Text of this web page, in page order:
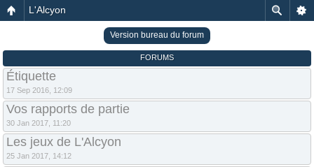
L'Alcyon
Version bureau du forum
FORUMS
Étiquette
17 Sep 2016, 12:09
Vos rapports de partie
30 Jan 2017, 11:20
Les jeux de L'Alcyon
25 Jan 2017, 14:12